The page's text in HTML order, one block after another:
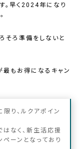
。早く2024年になり
そろ準備をしないと
もお得になるキャン
限り、ルクアポイン
なく、新生活応援
ーンとなっており